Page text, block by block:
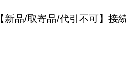
【新品/取寄品/代引不可】接